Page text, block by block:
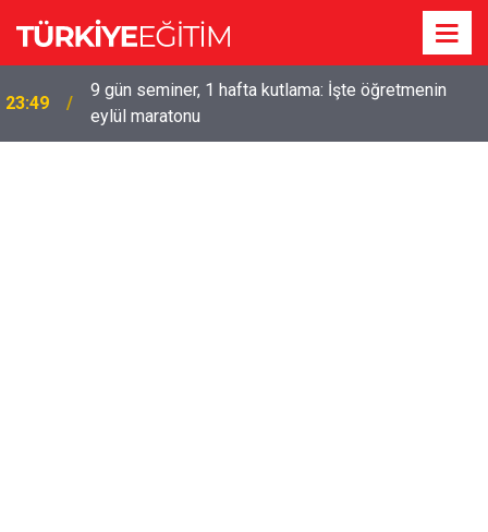
23:49
9 gün seminer, 1 hafta kutlama: İşte öğretmenin
eylül maratonu